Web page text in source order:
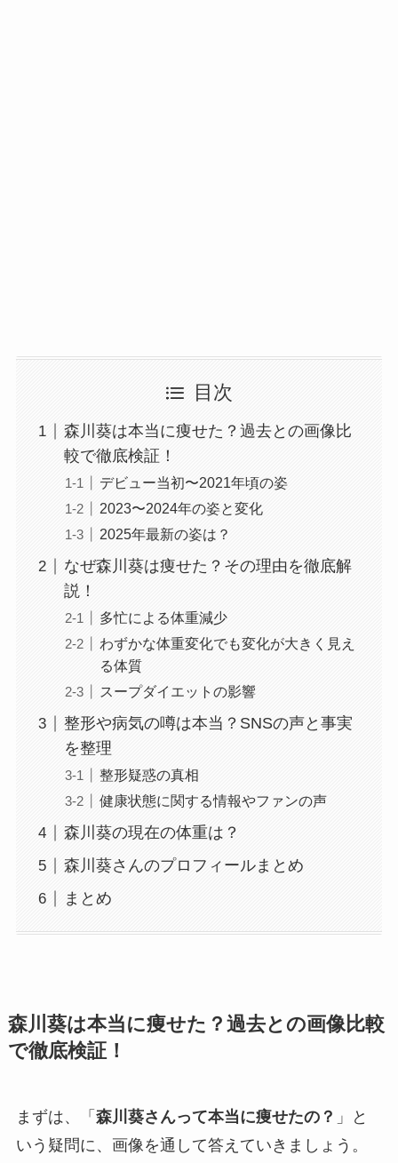
目次
森川葵は本当に痩せた？過去との画像比
較で徹底検証！
デビュー当初〜2021年頃の姿
2023〜2024年の姿と変化
2025年最新の姿は？
なぜ森川葵は痩せた？その理由を徹底解
説！
多忙による体重減少
わずかな体重変化でも変化が大きく見え
る体質
スープダイエットの影響
整形や病気の噂は本当？SNSの声と事実
を整理
整形疑惑の真相
健康状態に関する情報やファンの声
森川葵の現在の体重は？
森川葵さんのプロフィールまとめ
まとめ
森川葵は本当に痩せた？過去との画像比較
で徹底検証！
まずは、「 森川葵さんって本当に痩せたの？ 」と
いう疑問に、画像を通して答えていきましょう。